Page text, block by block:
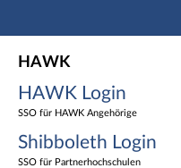
HAWK
HAWK Login
SSO für HAWK Angehörige
Shibboleth Login
SSO für Partnerhochschulen